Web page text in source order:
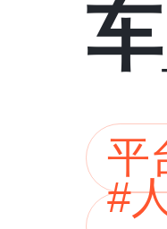
全
平
#